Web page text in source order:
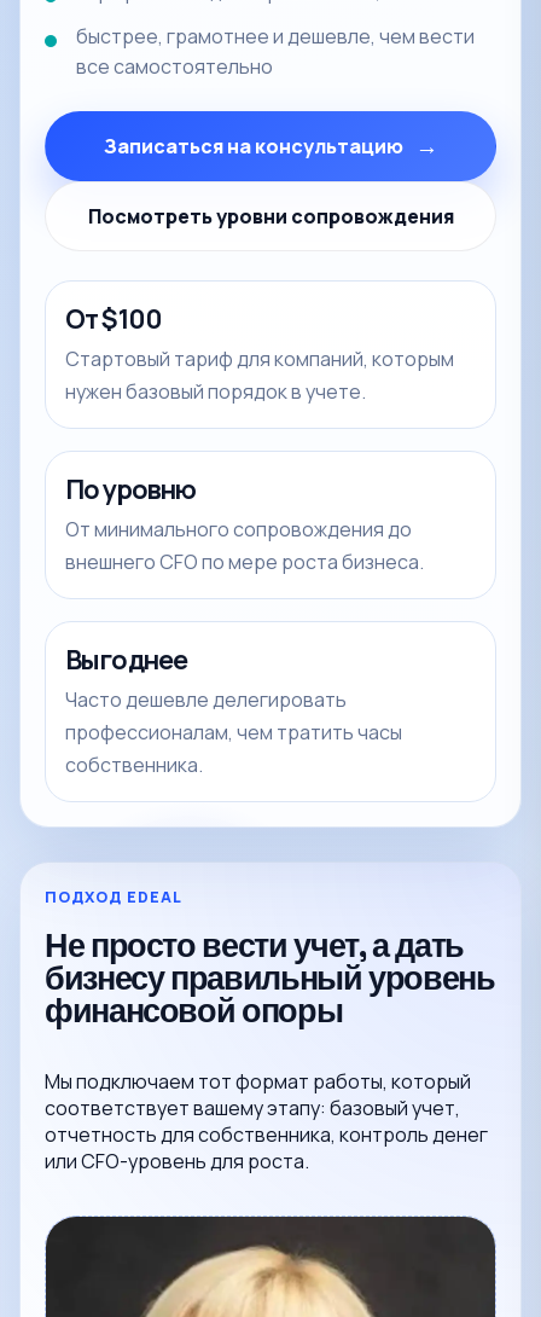
быстрее, грамотнее и дешевле, чем вести
все самостоятельно
Записаться на консультацию →
Посмотреть уровни сопровождения
От $100
Стартовый тариф для компаний, которым
нужен базовый порядок в учете.
По уровню
От минимального сопровождения до
внешнего CFO по мере роста бизнеса.
Выгоднее
Часто дешевле делегировать
профессионалам, чем тратить часы
собственника.
ПОДХОД EDEAL
Не просто вести учет, а дать
бизнесу правильный уровень
финансовой опоры
Мы подключаем тот формат работы, который
соответствует вашему этапу: базовый учет,
отчетность для собственника, контроль денег
или CFO-уровень для роста.